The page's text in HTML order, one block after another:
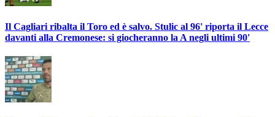
Il Cagliari ribalta il Toro ed è salvo. Stulic al 96' riporta il Lecce
davanti alla Cremonese: si giocheranno la A negli ultimi 90'